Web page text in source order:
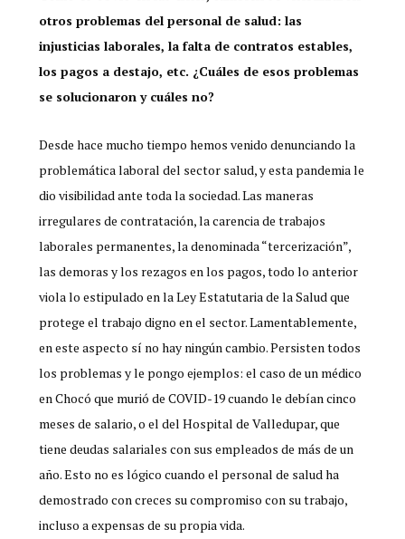
otros problemas del personal de salud: las
injusticias laborales, la falta de contratos estables,
los pagos a destajo, etc. ¿Cuáles de esos problemas
se solucionaron y cuáles no?
Desde hace mucho tiempo hemos venido denunciando la
problemática laboral del sector salud, y esta pandemia le
dio visibilidad ante toda la sociedad. Las maneras
irregulares de contratación, la carencia de trabajos
laborales permanentes, la denominada “tercerización”,
las demoras y los rezagos en los pagos, todo lo anterior
viola lo estipulado en la Ley Estatutaria de la Salud que
protege el trabajo digno en el sector. Lamentablemente,
en este aspecto sí no hay ningún cambio. Persisten todos
los problemas y le pongo ejemplos: el caso de un médico
en Chocó que murió de COVID-19 cuando le debían cinco
meses de salario, o el del Hospital de Valledupar, que
tiene deudas salariales con sus empleados de más de un
año. Esto no es lógico cuando el personal de salud ha
demostrado con creces su compromiso con su trabajo,
incluso a expensas de su propia vida.